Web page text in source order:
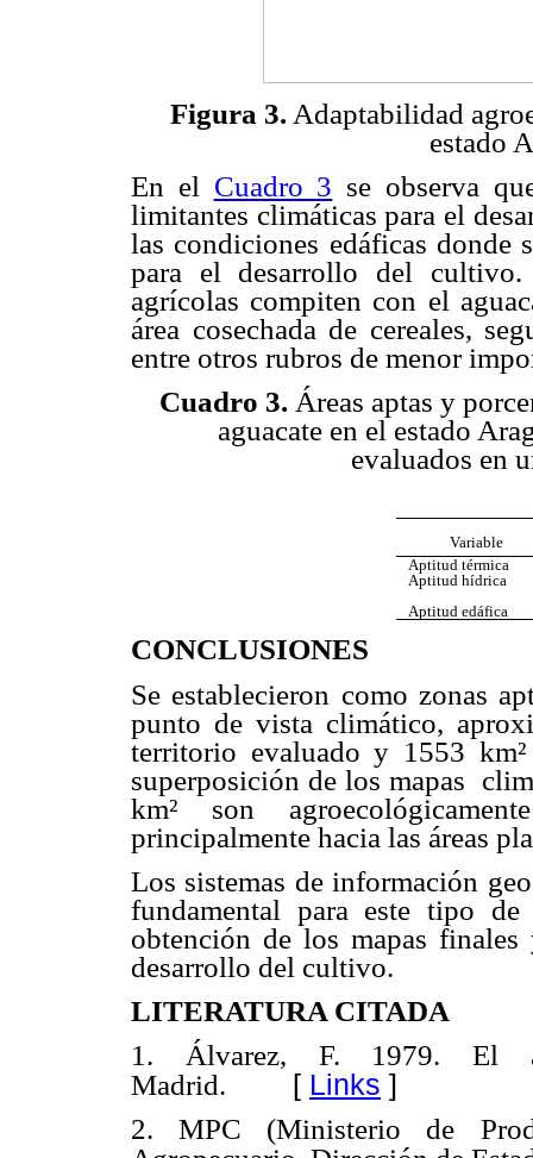
Figura 3. Adaptabilidad
estado
En el Cuadro 3 se observa
limitantes climáticas para el
las condiciones edáficas donde
para el desarrollo del
agrícolas compiten con el
área cosechada de cereales,
entre otros rubros de menor
Cuadro 3. Áreas aptas y
aguacate en el estado
evaluados en
Variable
Aptitud térmica
Aptitud hídrica
Aptitud edáfica
CONCLUSIONES
Se establecieron como zonas
punto de vista climático,
territorio evaluado y 1553
superposición de los mapas
km² son
principalmente hacia las áreas
Los sistemas de información
fundamental para este tipo
obtención de los mapas
desarrollo del cultivo.
LITERATURA CITADA
1. Álvarez, F. 1979. El
Madrid. [ Links ]
2. MPC (Ministerio de